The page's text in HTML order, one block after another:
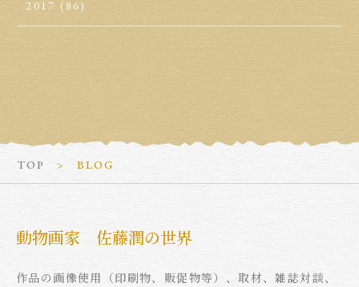
2017 (86)
TOP BLOG
動物画家 佐藤潤の世界
作品の画像使用（印刷物、販促物等）、取材、雑誌対談、